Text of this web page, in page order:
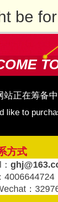
be
站正在筹备
like to
4006644724
：